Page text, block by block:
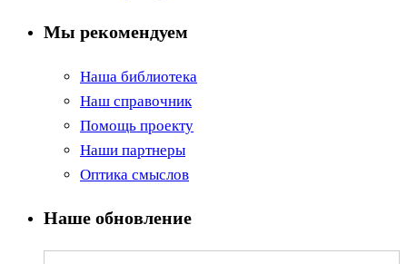
Мы рекомендуем
Наша библиотека
Наш справочник
Помощь проекту
Наши партнеры
Оптика смыслов
Наше обновление